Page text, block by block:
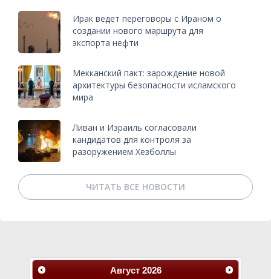
Ирак ведет переговоры с Ираном о
создании нового маршрута для
экспорта нефти
Мекканский пакт: зарождение новой
архитектуры безопасности исламского
мира
Ливан и Израиль согласовали
кандидатов для контроля за
разоружением Хезболлы
ЧИТАТЬ ВСЕ НОВОСТИ
Август 2026